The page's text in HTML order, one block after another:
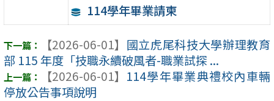
114學年畢業請柬
【2026-06-01】 國立虎尾科技大學辦理教育
部 115 年度「技職永續破風者-職業試探 ...
【2026-06-01】 114學年畢業典禮校內車輛
停放公告事項說明